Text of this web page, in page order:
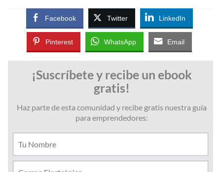
Facebook Twitter LinkedIn
Pinterest WhatsApp Email